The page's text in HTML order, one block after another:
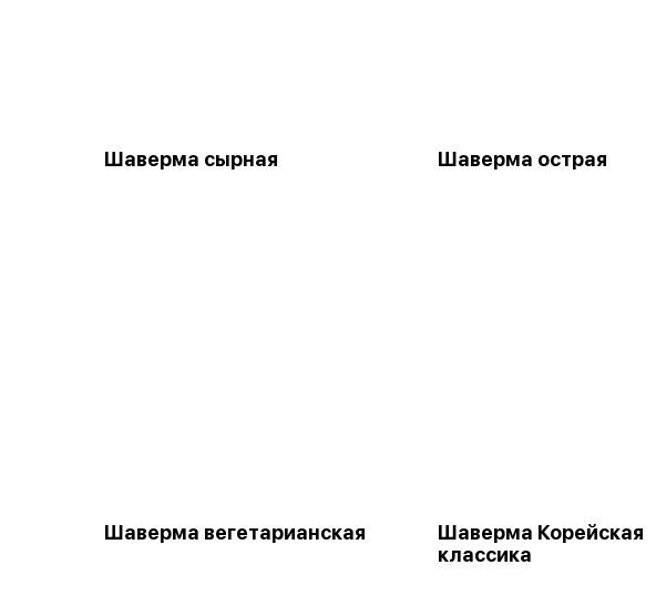
Шаверма сырная Шаверма острая
Шаверма вегетарианская
Шаверма Корейская
классика